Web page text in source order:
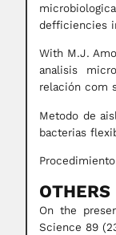
defficiencies
With M.J.
analisis
relación com
Metodo de
bacterias
OTHERS
On the
Science 89